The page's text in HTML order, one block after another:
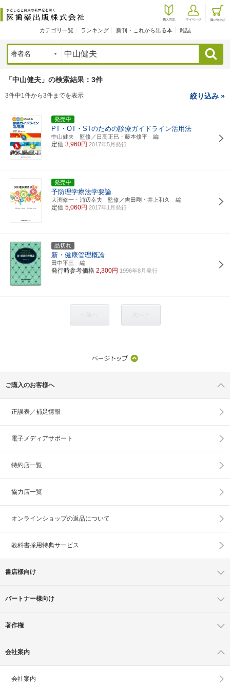
カテゴリ一覧 ランキング 新刊・これから出る本 雑誌
検索
「中山健夫」の検索結果：3件
3件中1件から3件までを表示 絞り込み »
発売中
PT・OT・STのための診療ガイドライン活用法
中山健夫 監修／日髙正巳・藤本修平 編
定価 3,960円 2017年5月発行
発売中
予防理学療法学要論
大渕修一・浦辺幸夫 監修／吉田剛・井上和久 編
定価 5,060円 2017年1月発行
品切れ
新・健康管理概論
田中平三 編
発行時参考価格 2,300円 1996年8月発行
ご購入のお客様へ
正誤表／補足情報
電子メディアサポート
特約店一覧
協力店一覧
オンラインショップの返品について
教科書採用特典サービス
書店様向け
パートナー様向け
著作権
会社案内
会社案内